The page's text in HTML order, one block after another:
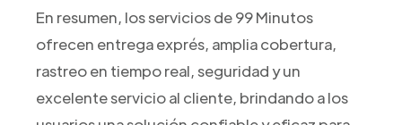
En resumen, los servicios de 99 Minutos
ofrecen entrega exprés, amplia cobertura,
rastreo en tiempo real, seguridad y un
excelente servicio al cliente, brindando a los